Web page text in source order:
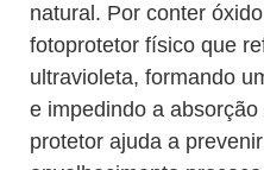
natural. Por conter
fotoprotetor físico que
ultravioleta, formando
e impedindo a
protetor ajuda a